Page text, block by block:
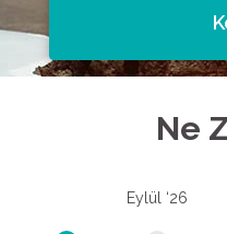
Ne
Eylül ‘26